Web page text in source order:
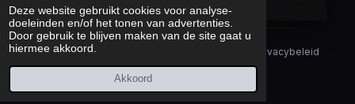
Deze website gebruikt cookies voor analyse-
doeleinden en/of het tonen van advertenties.
Door gebruik te blijven maken van de site gaat u
hiermee akkoord.
Akkoord
Security Disclaimer
Privacybeleid
CookieverklaringSitemap
Laatst bijgewerkt: